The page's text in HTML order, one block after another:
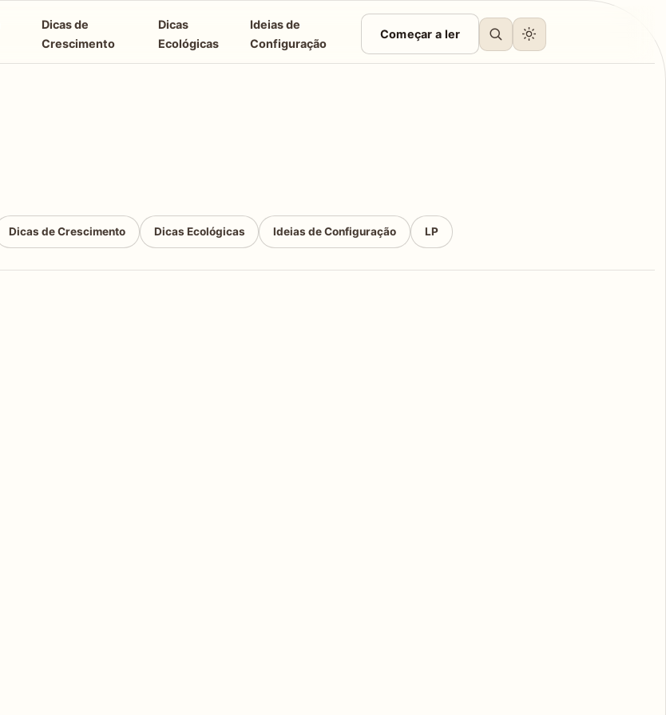
Dicas de
Crescimento
Dicas
Ecológicas
Ideias de
Configuração
Começar a ler
Dicas de Crescimento Dicas Ecológicas Ideias de Configuração LP